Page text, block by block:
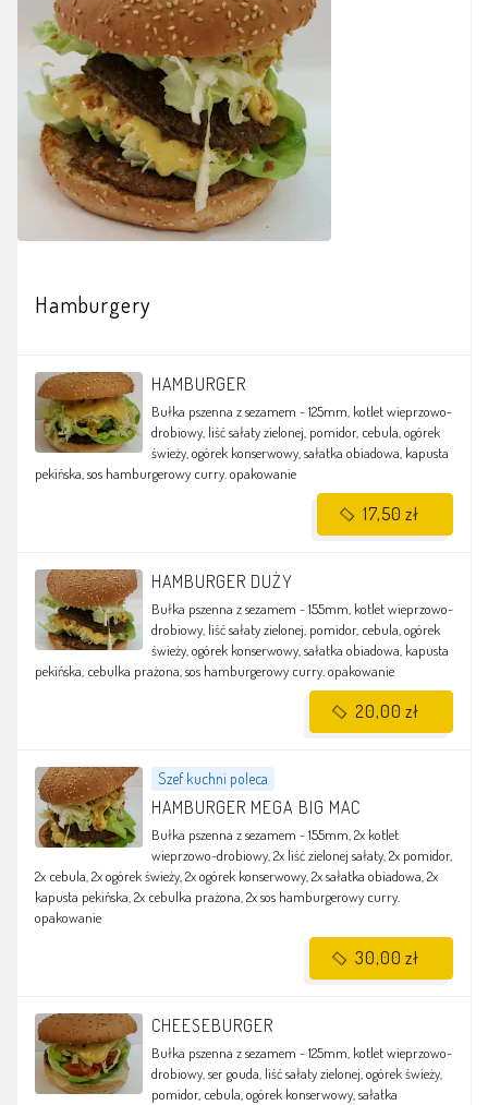
Hamburgery
HAMBURGER
Bułka pszenna z sezamem - 125mm, kotlet wieprzowo-
drobiowy, liść sałaty zielonej, pomidor, cebula, ogórek
świeży, ogórek konserwowy, sałatka obiadowa, kapusta
pekińska, sos hamburgerowy curry.opakowanie
HAMBURGER DUŻY
Bułka pszenna z sezamem - 155mm, kotlet wieprzowo-
drobiowy, liść sałaty zielonej, pomidor, cebula, ogórek
świeży, ogórek konserwowy, sałatka obiadowa, kapusta
pekińska, cebulka prażona, sos hamburgerowy curry.opakowanie
Szef kuchni poleca
HAMBURGER MEGA BIG MAC
Bułka pszenna z sezamem - 155mm, 2x kotlet
wieprzowo-drobiowy, 2x liść zielonej sałaty, 2x pomidor,
2x cebula, 2x ogórek świeży, 2x ogórek konserwowy, 2x sałatka obiadowa, 2x
kapusta pekińska, 2x cebulka prażona, 2x sos hamburgerowy curry.
opakowanie
CHEESEBURGER
Bułka pszenna z sezamem - 125mm, kotlet wieprzowo-
drobiowy, ser gouda, liść sałaty zielonej, ogórek świeży,
pomidor, cebula, ogórek konserwowy, sałatka